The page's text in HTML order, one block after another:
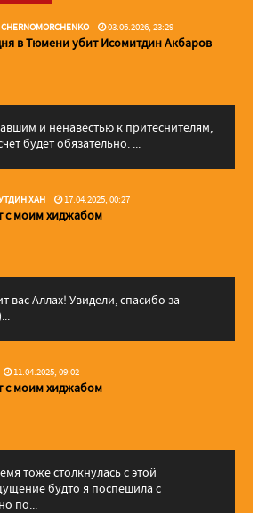
03.06.2026, 23:29
в Тюмени убит Исомитдин Акбаров
и ненавестью к притеснителям,
будет обязательно. ...
ХАН 17.04.2025, 00:27
с моим хиджабом
вас Аллаx! Увидели, спасибо за
11.04.2025, 09:02
с моим хиджабом
тоже столкнулась с этой
будто я поспешила с
по...